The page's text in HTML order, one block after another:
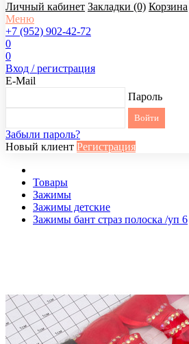
Личный кабинет Закладки (0) Корзина
Меню
+7 (952) 902-42-72
0
0
Вход / регистрация
E-Mail
Пароль
Забыли пароль?
Новый клиент Регистрация
Товары
Зажимы
Зажимы детские
Зажимы бант страз полоска /уп 6